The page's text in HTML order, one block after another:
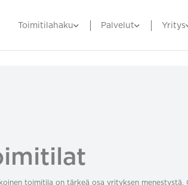
Toimitilahaku Palvelut Yritys
toimitila on tärkeä osa yrityksen menestystä.